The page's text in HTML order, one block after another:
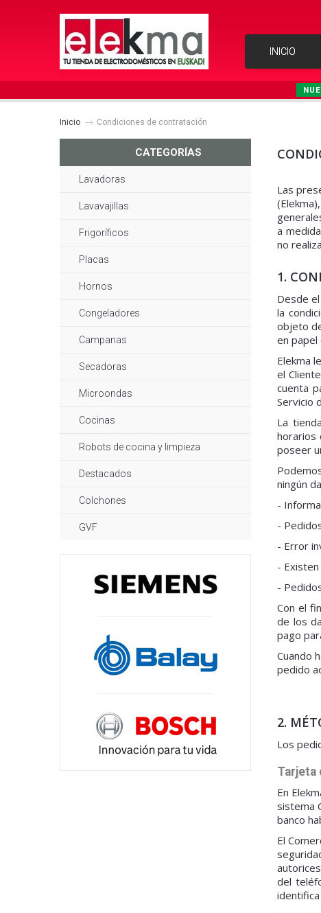
INICIO
Inicio Condiciones de contratación
CATEGORÍAS
Lavadoras
Lavavajillas
Frigoríficos
Placas
Hornos
Congeladores
Campanas
Secadoras
Microondas
Cocinas
Robots de cocina y limpieza
Destacados
Colchones
GVF
Las
a
no
1.
Desde
la
objeto
en
Elekma
el
cuenta
Servicio
La
horarios
poseer
ningún
-
-
- Error
-
-
Con el
de los
pago
Cuando
pedido
2.
Los
Tarjeta
En
sistema
banco
El
del